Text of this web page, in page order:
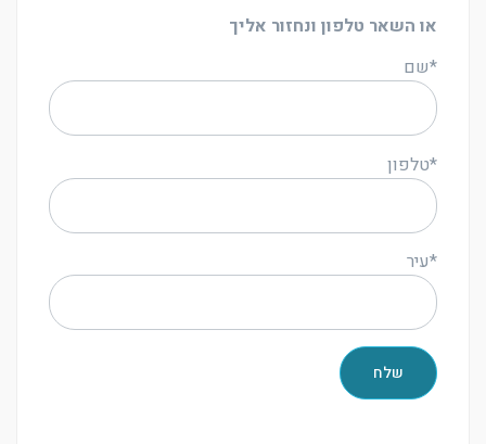
או השאר טלפון ונחזור אליך
*שם
*טלפון
*עיר